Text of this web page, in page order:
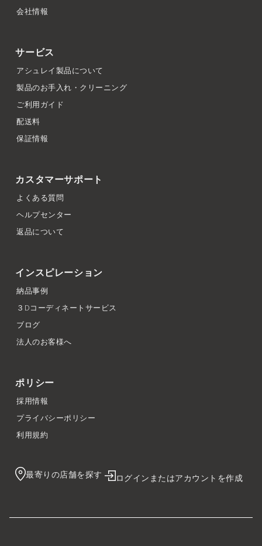
会社情報
サービス
アシュレイ製品について
製品のお手入れ・クリーニング
ご利用ガイド
配送料
保証情報
カスタマーサポート
よくある質問
ヘルプセンター
返品について
インスピレーション
納品事例
３Dコーディネートサービス
ブログ
法人のお客様へ
ポリシー
採用情報
プライバシーポリシー
利用規約
最寄りの店舗を探す ログインまたはアカウントを作成